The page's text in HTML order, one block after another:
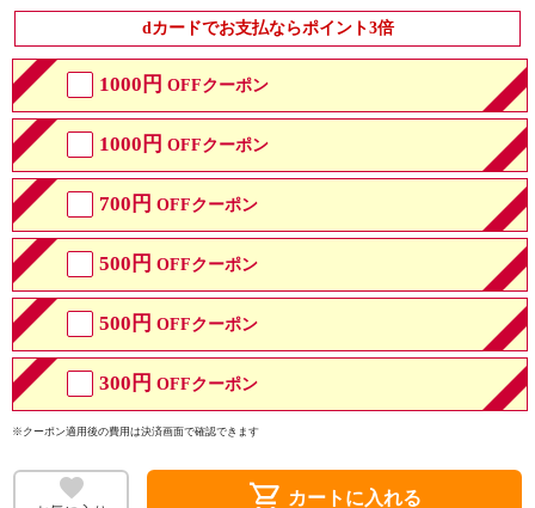
dカードでお支払ならポイント3倍
1000円 OFFクーポン
1000円 OFFクーポン
700円 OFFクーポン
500円 OFFクーポン
500円 OFFクーポン
300円 OFFクーポン
※クーポン適用後の費用は決済画面で確認できます
shopping_cart カートに入れる